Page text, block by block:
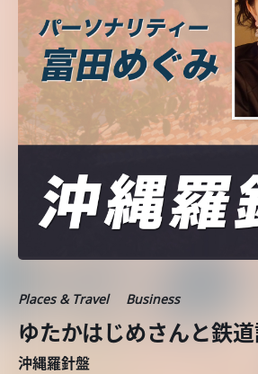
Places & Travel Business
ゆたかはじめさんと鉄
沖縄羅針盤